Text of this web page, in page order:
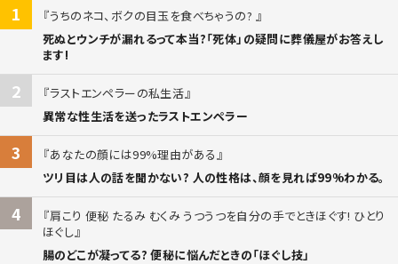
1
うちのネコ、ボクの目玉を食べちゃうの?
死ぬとウンチが漏れるって本当?「死体」の疑問に葬儀屋がお答えし
ます!
2
ラストエンペラーの私生活
異常な性生活を送ったラストエンペラー
3
あなたの顔には99%理由がある
ツリ目は人の話を聞かない? 人の性格は、顔を見れば99%わかる。
4
肩こり 便秘 たるみ むくみ うつうつを自分の手でときほぐす! ひとり
ほぐし
腸のどこが凝ってる? 便秘に悩んだときの「ほぐし技」